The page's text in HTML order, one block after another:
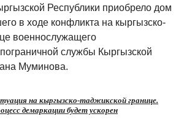
Республики приобрело дом
в ходе конфликта на кыргызско-
военнослужащего
службы Кыргызской
Муминова.
на кыргызско-таджикской границе.
демаркации будет ускорен